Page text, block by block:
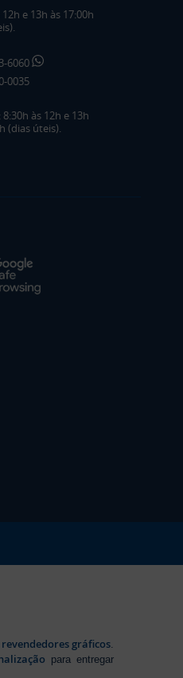
12h e 13h às 17:00h
6060
0035
às 12h e 13h
(dias úteis).
revendedores gráficos.
para entregar